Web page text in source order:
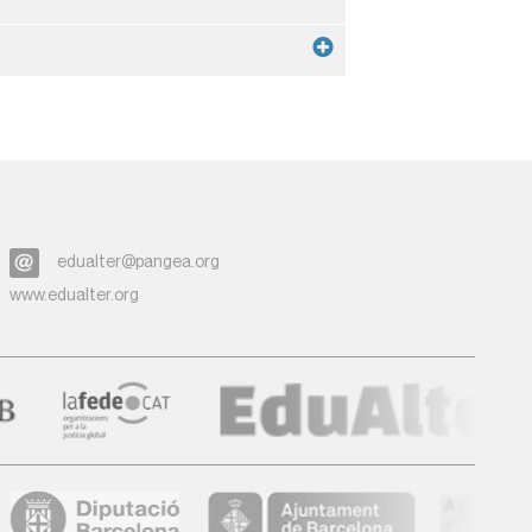
edualter@pangea.org
www.edualter.org